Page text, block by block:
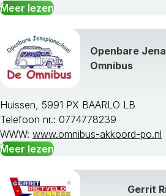
Meer lezen
Openbare
Omnibus
Huissen, 5991 PX BAARLO LB
Telefoon nr.: 0774778239
WWW: www.omnibus-akkoord-po.nl
Meer lezen
Gerrit